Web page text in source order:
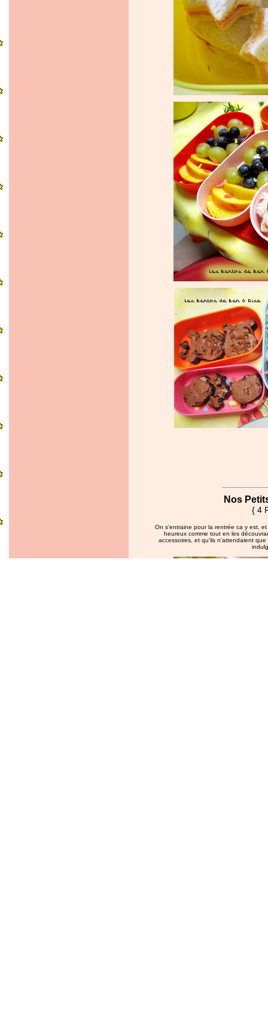
Nos
{ 4
On s'entraine pour la rentrée ca y est,
heureux comme tout en les
accessoires, et qu'ils n'attendaient